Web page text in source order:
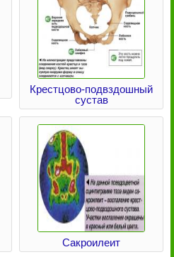
Крестцово-подвздошный
сустав
Сакроилеит